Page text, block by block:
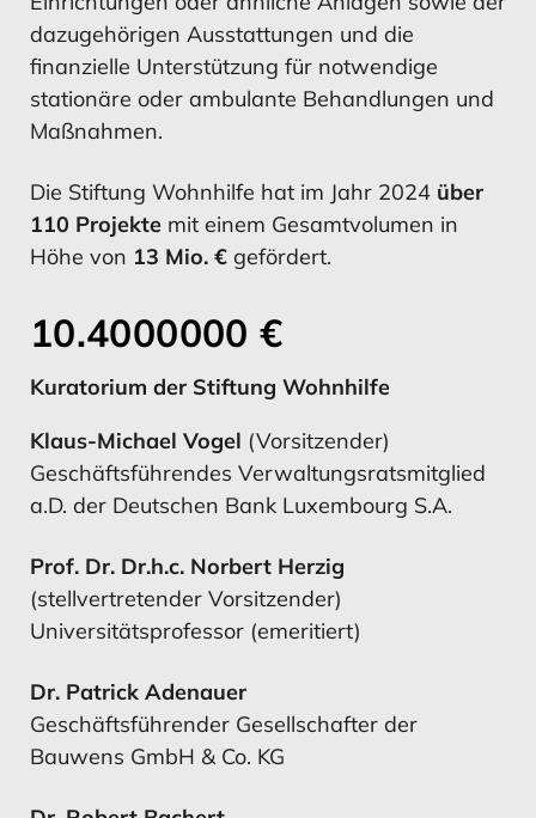
Chancen
MEHR ERFAHREN
MEHR ERFAHREN
dazugehörigen Ausstattungen und die
ﬁnanzielle Unterstützung für notwendige
stationäre oder ambulante Behandlungen und
Maßnahmen.
Die Stiftung Wohnhilfe hat im Jahr 2024 über
110 Projekte mit einem Gesamtvolumen in
Höhe von 13 Mio. € gefördert.
12.5666666 €
Kuratorium der Stiftung Wohnhilfe
Klaus-Michael Vogel (Vorsitzender)
Geschäftsführendes Verwaltungsratsmitglied
a.D. der Deutschen Bank Luxembourg S.A.
Prof. Dr. Dr.h.c. Norbert Herzig
(stellvertretender Vorsitzender)
Universitätsprofessor (emeritiert)
Dr. Patrick Adenauer
Geschäftsführender Gesellschafter der
Bauwens GmbH & Co. KG
Chancen
Ausblick
MEHR ERFAHREN